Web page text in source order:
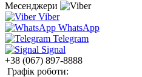
Месенджери
Viber
WhatsApp
Telegram
Signal
+38 (067) 897-8888
Графік роботи: